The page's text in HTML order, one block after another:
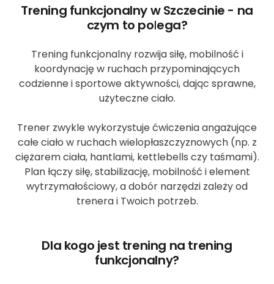
Trening funkcjonalny w Szczecinie - na
czym to polega?
Trening funkcjonalny rozwija siłę, mobilność i
koordynację w ruchach przypominających
codzienne i sportowe aktywności, dając sprawne,
użyteczne ciało.
Trener zwykle wykorzystuje ćwiczenia angażujące
całe ciało w ruchach wielopłaszczyznowych (np. z
ciężarem ciała, hantlami, kettlebells czy taśmami).
Plan łączy siłę, stabilizację, mobilność i element
wytrzymałościowy, a dobór narzędzi zależy od
trenera i Twoich potrzeb.
Dla kogo jest trening na trening
funkcjonalny?